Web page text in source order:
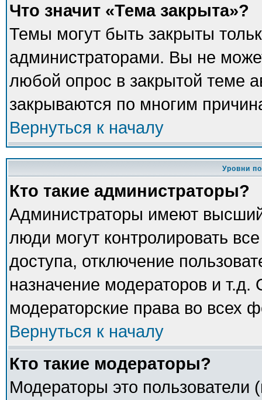
Что значит «Тема закрыта»?
Темы могут быть закрыты
администраторами. Вы не
любой опрос в закрытой теме
закрываются по многим
Вернуться к началу
Уровни
Кто такие администраторы?
Администраторы имеют
люди могут контролировать
доступа, отключение
назначение модераторов и
модераторские права во всех
Вернуться к началу
Кто такие модераторы?
Модераторы это пользователи